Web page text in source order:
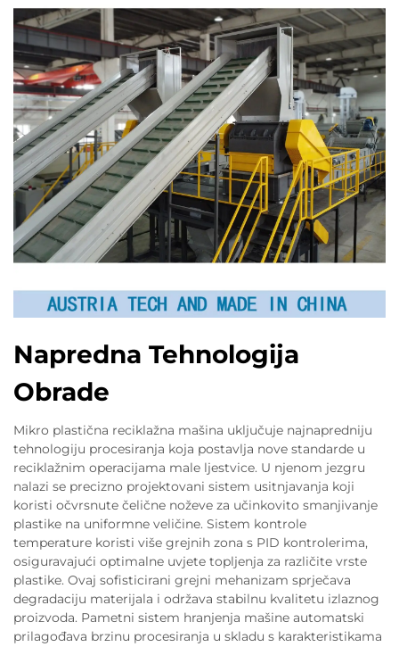
Napredna Tehnologija
Obrade
Mikro plastična reciklažna mašina uključuje najnapredniju
tehnologiju procesiranja koja postavlja nove standarde u
reciklažnim operacijama male ljestvice. U njenom jezgru
nalazi se precizno projektovani sistem usitnjavanja koji
koristi očvrsnute čelične noževe za učinkovito smanjivanje
plastike na uniformne veličine. Sistem kontrole
temperature koristi više grejnih zona s PID kontrolerima,
osiguravajući optimalne uvjete topljenja za različite vrste
plastike. Ovaj sofisticirani grejni mehanizam sprječava
degradaciju materijala i održava stabilnu kvalitetu izlaznog
proizvoda. Pametni sistem hranjenja mašine automatski
prilagođava brzinu procesiranja u skladu s karakteristikama